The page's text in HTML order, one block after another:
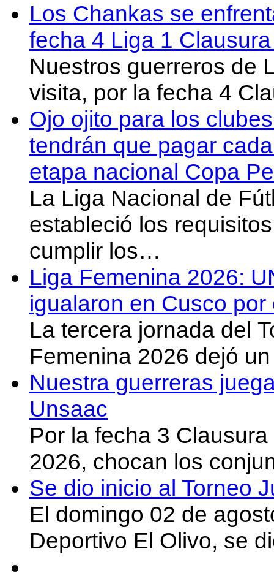
Los Chankas se
fecha 4 Liga 1
Nuestros guerreros de
visita, por la fecha 4
Ojo ojito para los
tendrán que pagar
etapa nacional Copa
La Liga Nacional de
estableció los
cumplir los…
Liga Femenina 2026:
igualaron en Cusco
La tercera jornada del
Femenina 2026 dejó
Nuestra guerreras
Unsaac
Por la fecha 3
2026, chocan los
Se dio inicio al Torneo
El domingo 02 de
Deportivo El Olivo, se